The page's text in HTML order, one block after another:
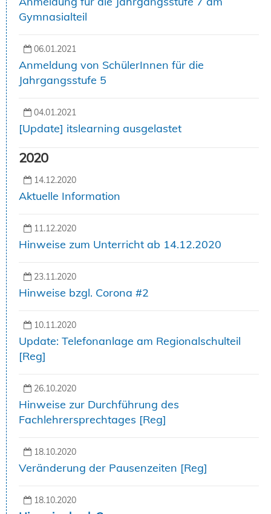
Gymnasialteil
06.01.2021
Anmeldung von SchülerInnen für die
Jahrgangsstufe 5
04.01.2021
[Update] itslearning ausgelastet
2020
14.12.2020
Aktuelle Information
11.12.2020
Hinweise zum Unterricht ab 14.12.2020
23.11.2020
Hinweise bzgl. Corona #2
10.11.2020
Update: Telefonanlage am Regionalschulteil
[Reg]
26.10.2020
Hinweise zur Durchführung des
Fachlehrersprechtages [Reg]
18.10.2020
Veränderung der Pausenzeiten [Reg]
18.10.2020